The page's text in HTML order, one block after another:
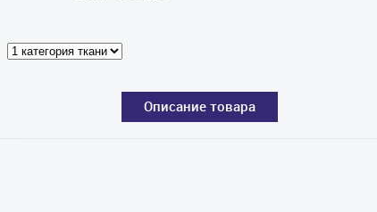
Описание товара